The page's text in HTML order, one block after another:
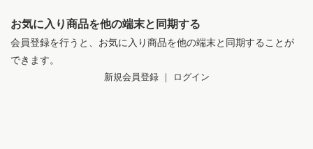
お気に入り商品を他の端末と同期する
会員登録を行うと、お気に入り商品を他の端末と同期することが
できます。
新規会員登録｜ ログイン